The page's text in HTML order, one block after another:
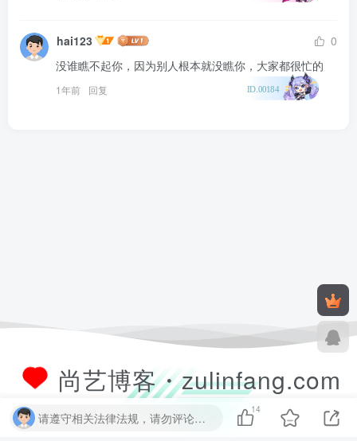
hai123
0
没谁瞧不起你，因为别人根本就没瞧你，大家都很忙的
1年前 回复 ID.00184
尚艺博客・zulinfang.com
请遵守相关法律法规，请勿评论纯表情、纯数字、纯英文、乱码文字等无用信息，否则关7 天小黑屋！
14